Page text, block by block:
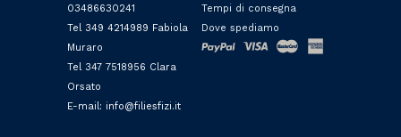
03486630241
Tel 349 4214989 Fabiola
Muraro
Tel 347 7518956 Clara
Orsato
E-mail: info@filiesfizi.it
Tempi di consegna
Dove spediamo